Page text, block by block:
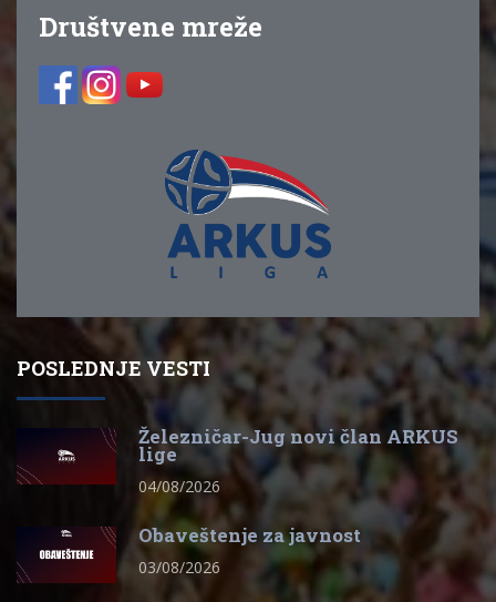
Društvene mreže
POSLEDNJE VESTI
Železničar-Jug novi član ARKUS
lige
04/08/2026
Obaveštenje za javnost
03/08/2026